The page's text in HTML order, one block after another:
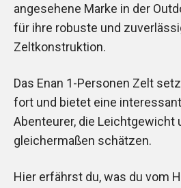
angesehene Marke in der
für ihre robuste und
Zeltkonstruktion.
Das Enan 1-Personen Zelt
fort und bietet eine
Abenteurer, die Leichtgewicht
gleichermaßen schätzen.
Hier erfährst du, was du vom